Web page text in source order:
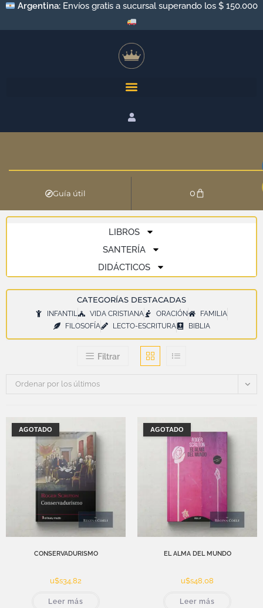
Argentina: Envíos gratis a sucursal superando los $ 150.000
Guía útil 0
LIBROS
SANTERÍA
DIDÁCTICOS
CATEGORÍAS DESTACADAS
INFANTIL VIDA CRISTIANA ORACIÓN
FAMILIA
FILOSOFÍA
LECTO-ESCRITURA BIBLIA
Filtrar
Ordenar por los últimos
AGOTADO
CONSERVADURISMO
u$s34,82
Leer más
AGOTADO
EL ALMA DEL MUNDO
u$s48,08
Leer más